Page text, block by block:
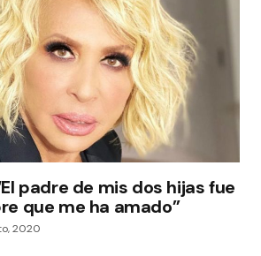
padre de mis dos hijas fue
que me ha amado”
2020